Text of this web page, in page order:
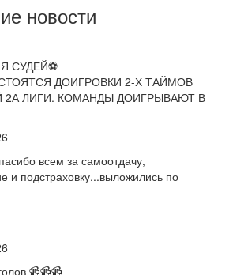
новости
СУДЕЙ⚽
ДОИГРОВКИ 2-Х ТАЙМОВ
2А ЛИГИ. КОМАНДЫ ДОИГРЫВАЮТ В
всем за самоотдачу,
и подстраховку...выложились по
📹📹📹